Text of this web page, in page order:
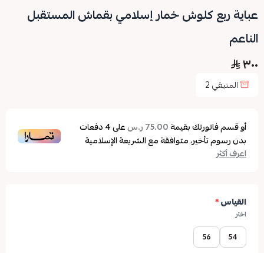
عباية ربع كلوش خمار إسلامي بقماش المستقبل
الناعم
٣٠٠
المتبقي2
أو قسم فاتورتك بقيمة75.00 ر.س على4دفعات
بدون رسوم تأخير، متوافقة مع الشريعة الإسلامية
اعرف أكثر
القياس*
اختر
54
56